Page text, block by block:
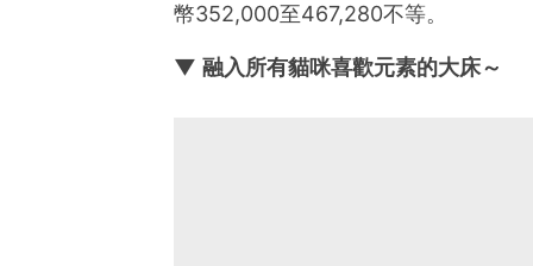
幣352,000至467,280不等。
▼ 融入所有貓咪喜歡元素的大床～